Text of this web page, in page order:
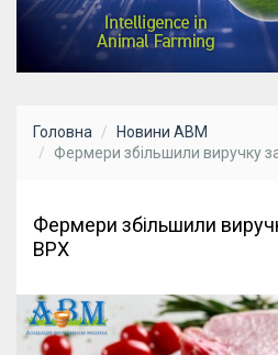
Головна
Новини АВМ
Фермери збільшили виручку
Фермери збільшили
ВРХ